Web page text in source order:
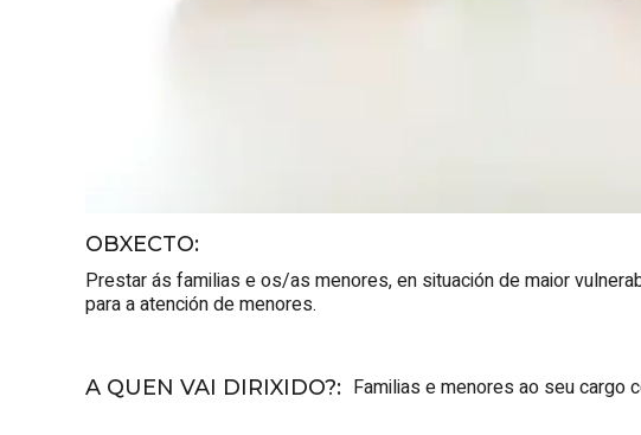
OBXECTO:
Prestar ás familias e os/as menores, en situación de maior
para a atención de menores.
A QUEN VAI DIRIXIDO?: Familias e menores ao seu cargo